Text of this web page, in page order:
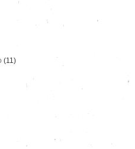
(11)